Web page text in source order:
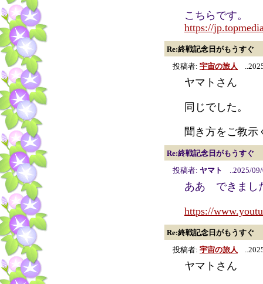
こちらです。
https://
Re:終戦記念日がもうすぐ
投稿者: 宇宙の旅人
ヤマトさん
同じでした。
聞き方をご教示
Re:終戦記念日がもうすぐ
投稿者: ヤマト ..2025/09/
ああ できまし
https://
Re:終戦記念日がもうすぐ
投稿者: 宇宙の旅人
ヤマトさん